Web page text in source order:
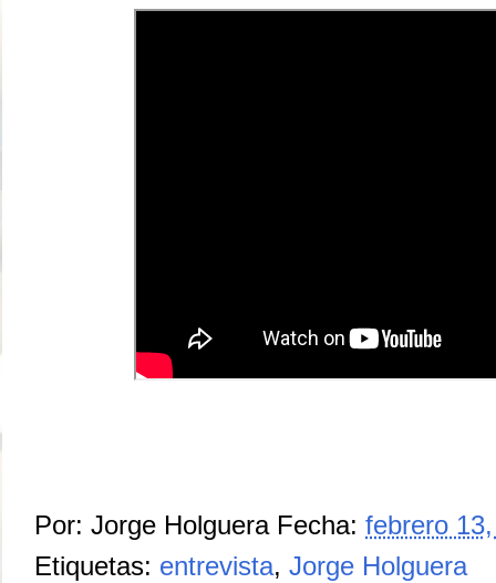
Por:Jorge Holguera Fecha:febrero
Etiquetas: entrevista,Jorge Holguera